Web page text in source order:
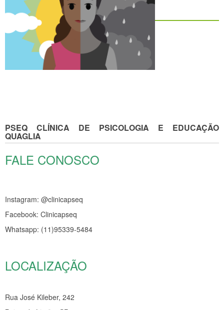
PSEQ CLÍNICA DE PSICOLOGIA E EDUCAÇÃO
QUAGLIA
FALE CONOSCO
Instagram: @clinicapseq
Facebook: Clinicapseq
Whatsapp: (11)95339-5484
LOCALIZAÇÃO
Rua José Kileber, 242